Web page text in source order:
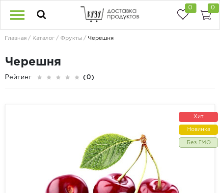
0 0
Главная Каталог Фрукты Черешня
Черешня
Рейтинг (0)
Хит
Новинка
Без ГМО